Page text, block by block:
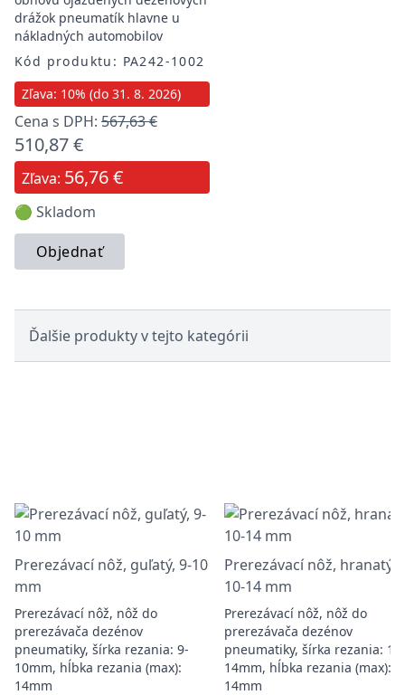
drážok pneumatík hlavne u
nákladných automobilov
Kód produktu: PA242-1002
Zľava: 10% (do 31. 8. 2026)
Cena s DPH: 567,63 €
510,87 €
Zľava: 56,76 €
🟢 Skladom
Objednať
Ďalšie produkty v tejto kategórii
Prerezávací nôž, guľatý, 9-10
mm
Prerezávací nôž, nôž do
prerezávača dezénov
pneumatiky, šírka rezania: 9-
10mm, hĺbka rezania (max):
14mm
Prerezávací nôž, hranatý,
10-14 mm
Prerezávací nôž, nôž do
prerezávača dezénov
pneumatiky, šírka rezania: 10-
14mm, hĺbka rezania (max):
14mm